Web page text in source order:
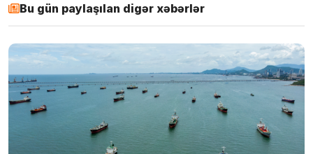
Bu gün paylaşılan digər xəbərlər